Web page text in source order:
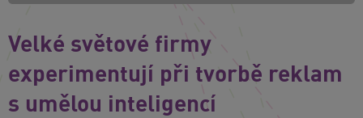
Velké světové firmy
experimentují při tvorbě reklam
s umělou inteligencí